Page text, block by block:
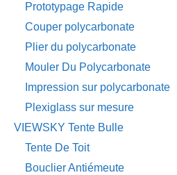
Prototypage Rapide
Couper polycarbonate
Plier du polycarbonate
Mouler Du Polycarbonate
Impression sur polycarbonate
Plexiglass sur mesure
VIEWSKY Tente Bulle
Tente De Toit
Bouclier Antiémeute